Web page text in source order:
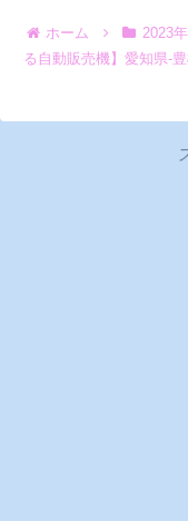
ホーム 2023年
る自動販売機】愛知県-